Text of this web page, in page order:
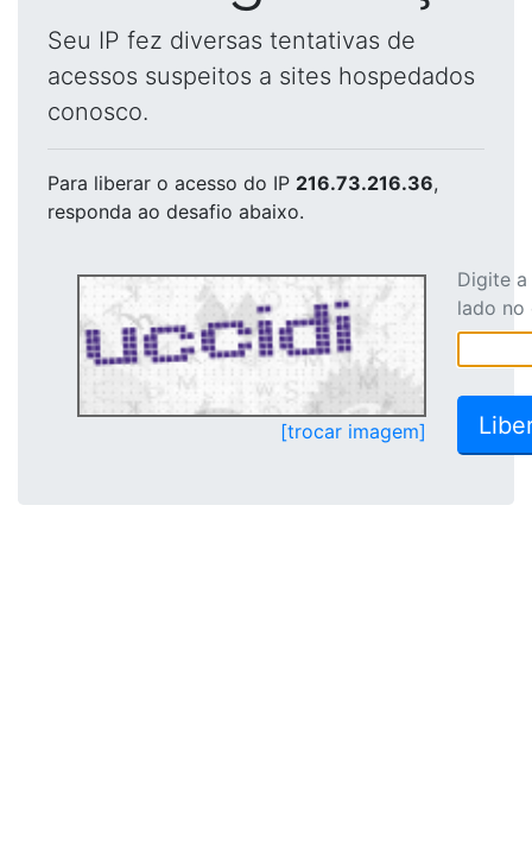
Seu IP fez diversas tentativas de
acessos suspeitos a sites hospedados
conosco.
Para liberar o acesso do IP 216.73.216.36,
responda ao desafio abaixo.
[trocar imagem]
Digite
lado no